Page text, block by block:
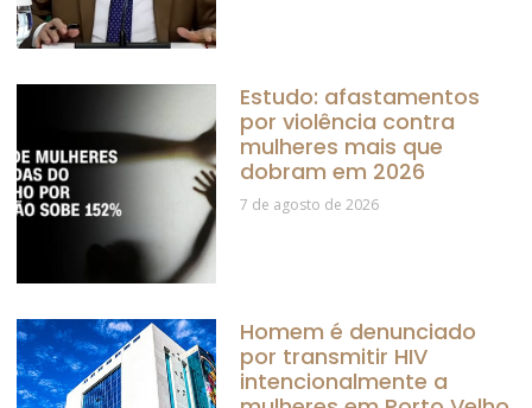
Estudo: afastamentos
por violência contra
mulheres mais que
dobram em 2026
7 de agosto de 2026
Homem é denunciado
por transmitir HIV
intencionalmente a